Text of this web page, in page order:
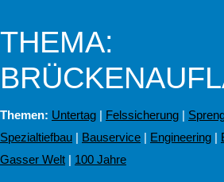
THEMA:
Themen: Untertag | Felssicherung |
Spezialtiefbau | Bauservice | Engineering |
Gasser Welt | 100 Jahre